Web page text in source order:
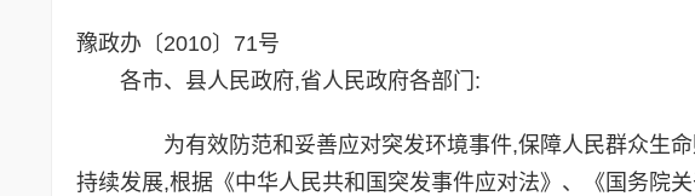
豫政办〔2010〕71号
各市、县人民政府,省人民政府各部门:
为有效防范和妥善应对突发环境事件,保障人民群众生命
持续发展,根据《中华人民共和国突发事件应对法》、《国务院